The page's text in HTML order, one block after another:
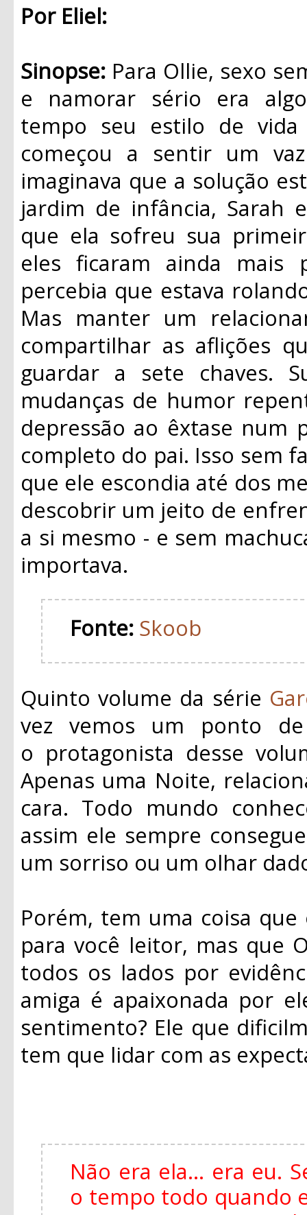
Por Eliel:
Sinopse: Para Ollie, sexo
e namorar sério era
tempo seu estilo de vida
começou a sentir um
imaginava que a solução
jardim de infância, Sarah
que ela sofreu sua
eles ficaram ainda
percebia que estava
Mas manter um
compartilhar as aflições
guardar a sete chaves.
mudanças de humor
depressão ao êxtase num
completo do pai. Isso sem
que ele escondia até dos
descobrir um jeito de
a si mesmo - e sem
importava.
Fonte: Skoob
Quinto volume da série
vez vemos um ponto
o protagonista desse
Apenas uma Noite,
cara. Todo mundo
assim ele sempre
um sorriso ou um olhar
Porém, tem uma coisa
para você leitor, mas que
todos os lados por
amiga é apaixonada por
sentimento? Ele que
tem que lidar com as
Não era ela... era eu.
o tempo todo quando